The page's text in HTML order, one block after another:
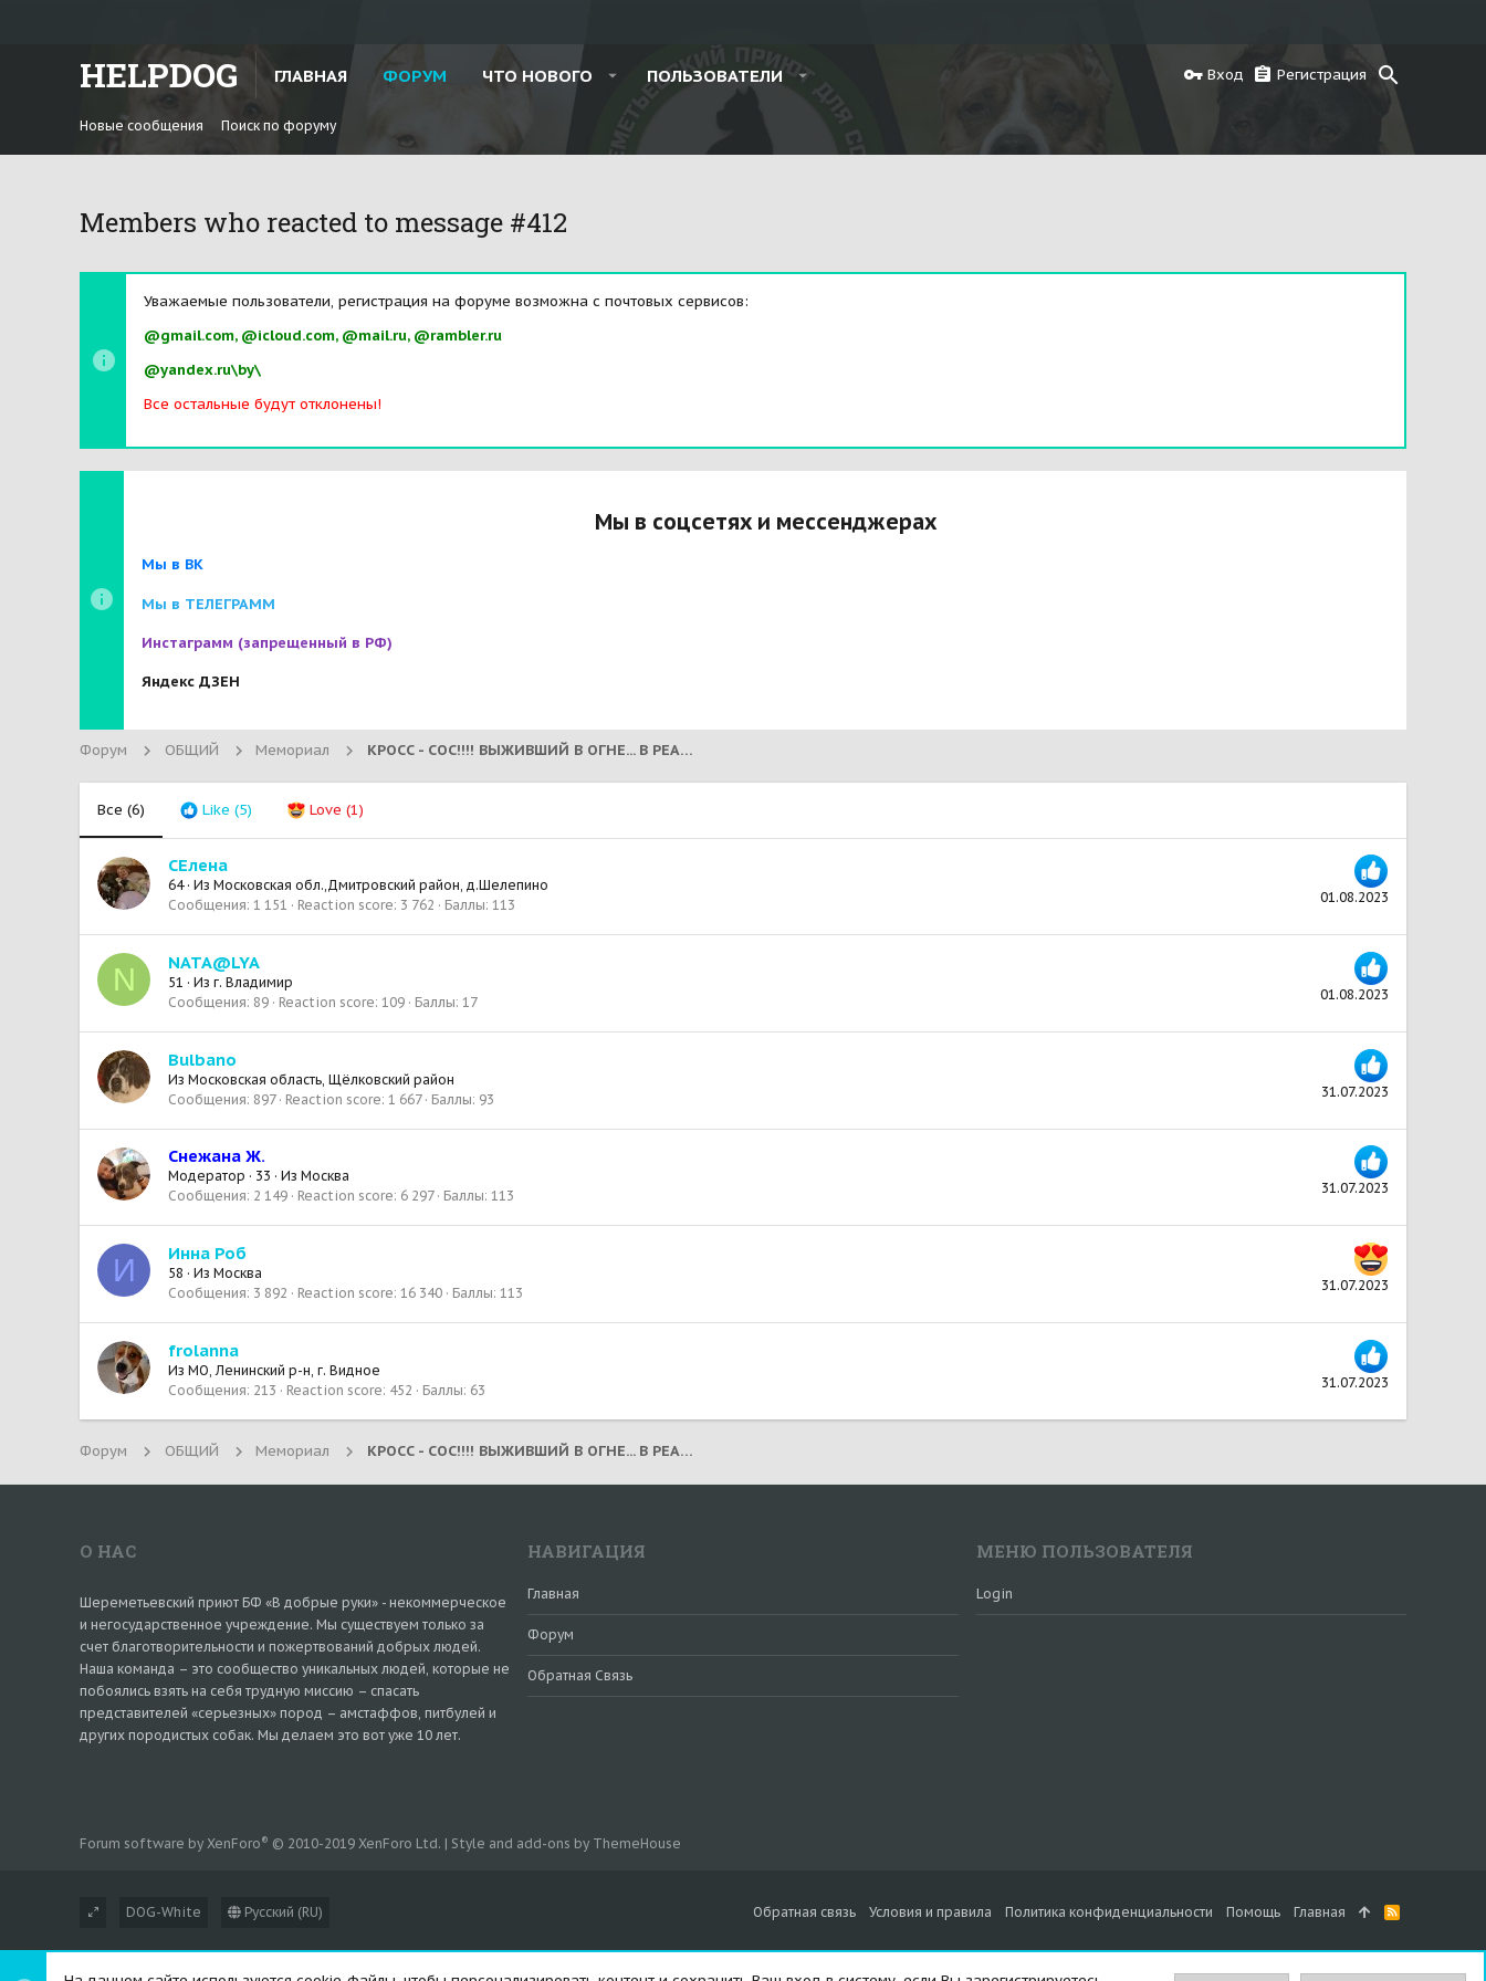
HELPDOG ГЛАВНАЯ ФОРУМ ЧТО НОВОГО ПОЛЬЗОВАТЕЛИ Вход Регистрация
Новые сообщения Поиск по форуму
Members who reacted to message #412
Уважаемые пользователи, регистрация на форуме возможна с почтовых сервисов:
@gmail.com, @icloud.com, @mail.ru, @rambler.ru
@yandex.ru\by\
Все остальные будут отклонены!
Мы в соцсетях и мессенджерах
Мы в ВК
Мы в ТЕЛЕГРАММ
Инстаграмм (запрещенный в РФ)
Яндекс ДЗЕН
Форум ОБЩИЙ Мемориал КРОСС - СОС!!!! ВЫЖИВШИЙ В ОГНЕ... В РЕАНИМАЦИИ!!! ЖИЗНЬ НА ВОЛОСКЕ!!! (НА РАДУГЕ 30.07.2021)
Все (6) Like (5) Love (1)
01.08.2023
СЕлена
64 · Из Московская обл.,Дмитровский район, д.Шелепино
Сообщения 1 151 Reaction score 3 762 Баллы 113
N 01.08.2023
NATA@LYA
51 · Из г. Владимир
Сообщения 89 Reaction score 109 Баллы 17
31.07.2023
Bulbano
Из Московская область, Щёлковский район
Сообщения 897 Reaction score 1 667 Баллы 93
31.07.2023
Снежана Ж.
Модератор · 33 · Из Москва
Сообщения 2 149 Reaction score 6 297 Баллы 113
И 31.07.2023
Инна Роб
58 · Из Москва
Сообщения 3 892 Reaction score 16 340 Баллы 113
31.07.2023
frolanna
Из МО, Ленинский р-н, г. Видное
Сообщения 213 Reaction score 452 Баллы 63
Форум ОБЩИЙ Мемориал КРОСС - СОС!!!! ВЫЖИВШИЙ В ОГНЕ... В РЕАНИМАЦИИ!!! ЖИЗНЬ НА ВОЛОСКЕ!!! (НА РАДУГЕ 30.07.2021)
О НАС
Шереметьевский приют БФ «В добрые руки» - некоммерческое
и негосударственное учреждение. Мы существуем только за
счет благотворительности и пожертвований добрых людей.
Наша команда – это сообщество уникальных людей, которые не
побоялись взять на себя трудную миссию – спасать
представителей «серьезных» пород – амстаффов, питбулей и
других породистых собак. Мы делаем это вот уже 10 лет.
НАВИГАЦИЯ
Главная
Форум
Обратная Связь
МЕНЮ ПОЛЬЗОВАТЕЛЯ
Login
DOG-White Русский (RU) Обратная связь Условия и правила Политика конфиденциальности Помощь Главная
R
S
Forum software by XenForo® © 2010-2019 XenForo Ltd. | Style and add-ons by ThemeHouse